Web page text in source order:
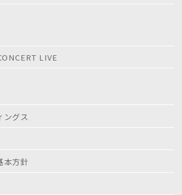
LIVE
ングス
本方針